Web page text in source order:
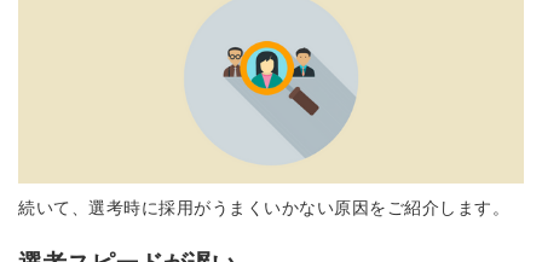
続いて、選考時に採用がうまくいかない原因をご紹介します。